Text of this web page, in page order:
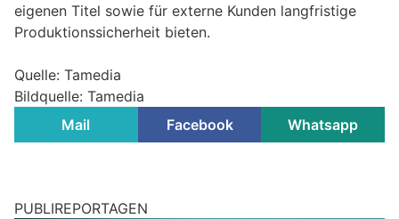
eigenen Titel sowie für externe Kunden langfristige
Produktionssicherheit bieten.
Quelle: Tamedia
Bildquelle: Tamedia
Mail
Facebook Whatsapp
PUBLIREPORTAGEN